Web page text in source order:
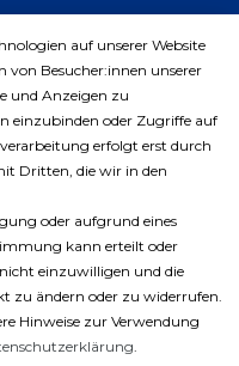
auf unserer Website
von Besucher:innen unserer
und Anzeigen zu
einzubinden oder Zugriffe auf
erfolgt erst durch
Dritten, die wir in den
oder aufgrund eines
kann erteilt oder
einzuwilligen und die
zu ändern oder zu widerrufen.
Hinweise zur Verwendung
.